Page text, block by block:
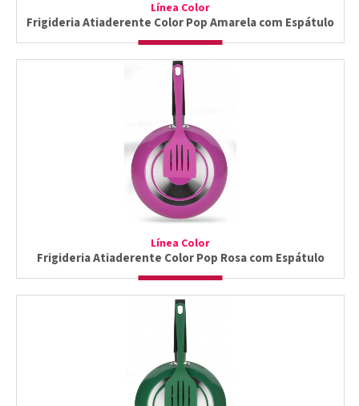
Línea Color
Frigideria Atiaderente Color Pop Amarela com Espátulo
Línea Color
Frigideria Atiaderente Color Pop Rosa com Espátulo